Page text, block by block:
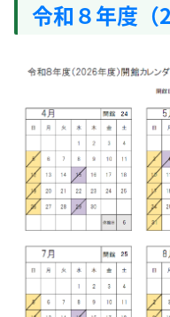
令和８年度（